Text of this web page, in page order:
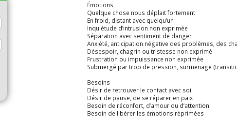
Émotions
Quelque chose nous déplait fortement
En froid, distant avec quelqu’un
Inquiétude d’intrusion non exprimée
Séparation avec sentiment de danger
Anxiété, anticipation négative des problèmes, des
Désespoir, chagrin ou tristesse non exprimé
Frustration ou impuissance non exprimée
Submergé par trop de pression, surmenage
Besoins
Désir de retrouver le contact avec soi
Désir de pause, de se réparer en paix
Besoin de réconfort, d’amour ou d’attention
Besoin de libérer les émotions réprimées